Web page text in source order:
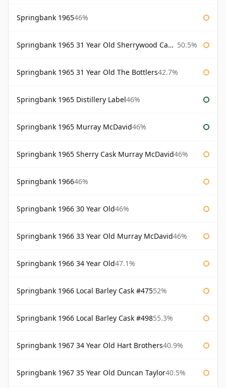
Springbank 196546%
Springbank 1965 31 Year Old Sherrywood Cadenhead's 50.5%
Springbank 1965 31 Year Old The Bottlers42.7%
Springbank 1965 Distillery Label46%
Springbank 1965 Murray McDavid46%
Springbank 1965 Sherry Cask Murray McDavid46%
Springbank 196646%
Springbank 1966 30 Year Old46%
Springbank 1966 33 Year Old Murray McDavid46%
Springbank 1966 34 Year Old47.1%
Springbank 1966 Local Barley Cask #47552%
Springbank 1966 Local Barley Cask #49855.3%
Springbank 1967 34 Year Old Hart Brothers40.9%
Springbank 1967 35 Year Old Duncan Taylor40.5%